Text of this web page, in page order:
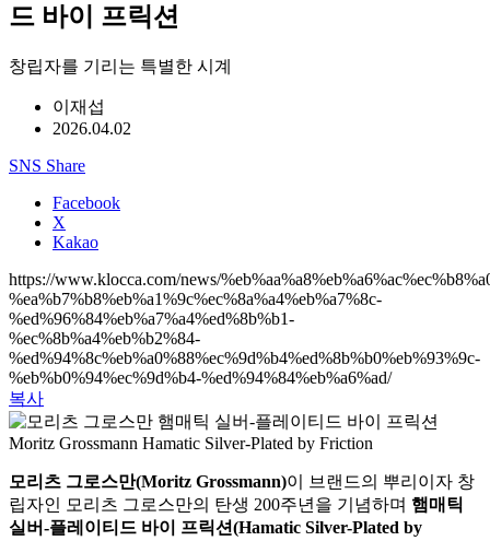
드 바이 프릭션
창립자를 기리는 특별한 시계
이재섭
2026.04.02
SNS Share
Facebook
X
Kakao
https://www.klocca.com/news/
%ea%b7%b8%eb%a1%9c%ec%8a%a4%eb%a7%8c-
%ed%96%84%eb%a7%a4%ed%8b%b1-
%ec%8b%a4%eb%b2%84-
%ed%94%8c%eb%a0%88%ec%9d%b4%ed%8b%b0%eb%93%9c-
%eb%b0%94%ec%9d%b4-%ed%94%84%eb%a6%ad/
복사
Moritz Grossmann Hamatic Silver-Plated by Friction
모리츠 그로스만(Moritz Grossmann)이 브랜드의 뿌리이자 창
립자인 모리츠 그로스만의 탄생 200주년을 기념하며 햄매틱
실버-플레이티드 바이 프릭션(Hamatic Silver-Plated by